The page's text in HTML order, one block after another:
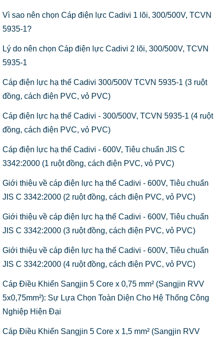
Vì sao nên chọn Cáp điện lực Cadivi 1 lõi, 300/500V, TCVN
5935-1?
Lý do nên chọn Cáp điện lực Cadivi 2 lõi, 300/500V, TCVN
5935-1
Cáp điện lực hạ thế Cadivi 300/500V TCVN 5935-1 (3 ruột
đồng, cách điện PVC, vỏ PVC)
Cáp điện lực hạ thế Cadivi - 300/500V, TCVN 5935-1 (4 ruột
đồng, cách điện PVC, vỏ PVC)
Cáp điện lực hạ thế Cadivi - 600V, Tiêu chuẩn JIS C
3342:2000 (1 ruột đồng, cách điện PVC, vỏ PVC)
Giới thiệu về cáp điện lực hạ thế Cadivi - 600V, Tiêu chuẩn
JIS C 3342:2000 (2 ruột đồng, cách điện PVC, vỏ PVC)
Giới thiệu về cáp điện lực hạ thế Cadivi - 600V, Tiêu chuẩn
JIS C 3342:2000 (3 ruột đồng, cách điện PVC, vỏ PVC)
Giới thiệu về cáp điện lực hạ thế Cadivi - 600V, Tiêu chuẩn
JIS C 3342:2000 (4 ruột đồng, cách điện PVC, vỏ PVC)
Cáp Điều Khiển Sangjin 5 Core x 0,75 mm² (Sangjin RVV
5x0,75mm²): Sự Lựa Chọn Toàn Diện Cho Hệ Thống Công
Nghiệp Hiện Đại
Cáp Điều Khiển Sangjin 5 Core x 1,5 mm² (Sangjin RVV